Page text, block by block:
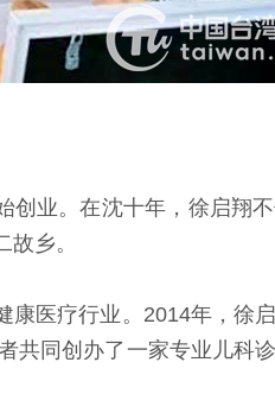
业。在沈十年，徐启翔
乡。
医疗行业。2014年，徐启
共同创办了一家专业儿科